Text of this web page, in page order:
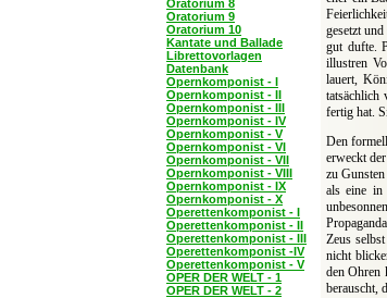
Oratorium 8
Oratorium 9
Oratorium 10
Kantate und Ballade
Librettovorlagen
Datenbank
Opernkomponist - I
Opernkomponist - II
Opernkomponist - III
Opernkomponist - IV
Opernkomponist - V
Opernkomponist - VI
Opernkomponist - VII
Opernkomponist - VIII
Opernkomponist - IX
Opernkomponist - X
Operettenkomponist - I
Operettenkomponist - II
Operettenkomponist - III
Operettenkomponist -IV
Operettenkomponist - V
OPER DER WELT - 1
OPER DER WELT - 2
gesetzt
gut dufte.
illustren
lauert,
tatsächlich
fertig hat.
Den
erweckt
zu
als eine in
Zeus
nicht
den Ohren
berauscht,